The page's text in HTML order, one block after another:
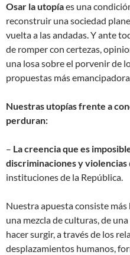
Osar la utopíaes una
reconstruir una sociedad
vuelta a las andadas. Y ante
de romper con certezas,
una losa sobre el porvenir de
propuestas más
Nuestras utopías frente a
perduran:
– La creencia que es
discriminaciones y violencias
instituciones de la República.
Nuestra apuesta consiste
una mezcla de culturas, de
hacer surgir, a través de los
desplazamientos humanos,